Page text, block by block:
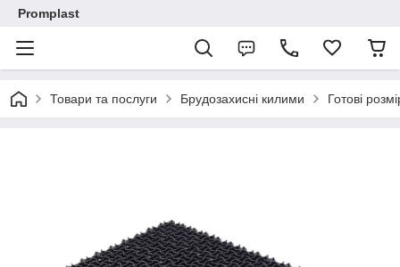
Promplast
Товари та послуги Брудозахисні килими Готові